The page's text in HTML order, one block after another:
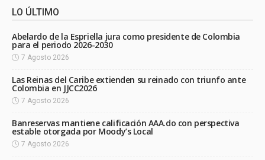
LO ÚLTIMO
Abelardo de la Espriella jura como presidente de Colombia
para el periodo 2026-2030
7 Agosto 2026
Las Reinas del Caribe extienden su reinado con triunfo ante
Colombia en JJCC2026
7 Agosto 2026
Banreservas mantiene calificación AAA.do con perspectiva
estable otorgada por Moody’s Local
7 Agosto 2026